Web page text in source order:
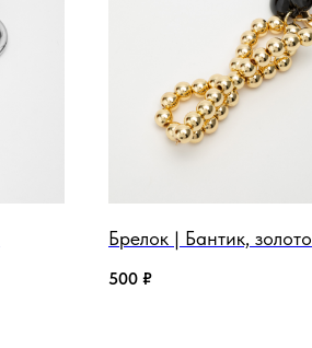
Брелок | Бантик, золото
500 ₽